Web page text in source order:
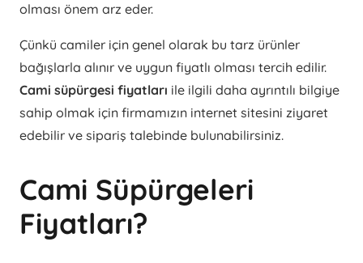
olması önem arz eder.
Çünkü camiler için genel olarak bu tarz ürünler
bağışlarla alınır ve uygun fiyatlı olması tercih edilir.
Cami süpürgesi fiyatları ile ilgili daha ayrıntılı bilgiye
sahip olmak için firmamızın internet sitesini ziyaret
edebilir ve sipariş talebinde bulunabilirsiniz.
Cami Süpürgeleri
Fiyatları?